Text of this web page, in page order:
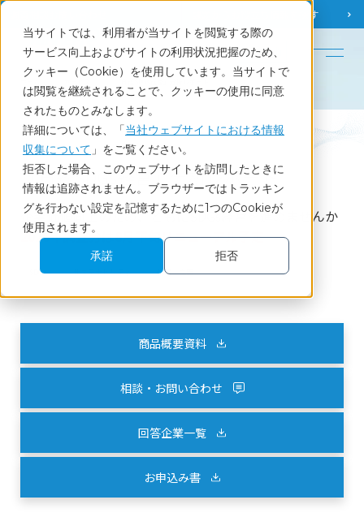
当サイトでは、利用者が当サイトを閲覧する際の
サービス向上およびサイトの利用状況把握のため、
クッキー（Cookie）を使用しています。当サイトで
は閲覧を継続されることで、クッキーの使用に同意
されたものとみなします。
詳細については、「当社ウェブサイトにおける情報
収集について 」をご覧ください。
拒否した場合、このウェブサイトを訪問したときに
情報は追跡されません。ブラウザーではトラッキン
グを行わない設定を記憶するために1つのCookieが
使用されます。
承諾
拒否
お役立ち情報を探す
English
Service
「日経SDGs経営」分析レポート
企業価値向上のため、ともにSDGs経営を進めませんか
2026年調査分は8月下旬リニューアル予定
SDGs サステナビリティ 戦略・立案
商品概要資料
相談・お問い合わせ
回答企業一覧
お申込み書